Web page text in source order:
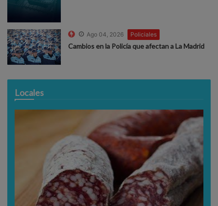
Ago 04, 2026 Policiales
Cambios en la Policía que afectan a La Madrid
Locales